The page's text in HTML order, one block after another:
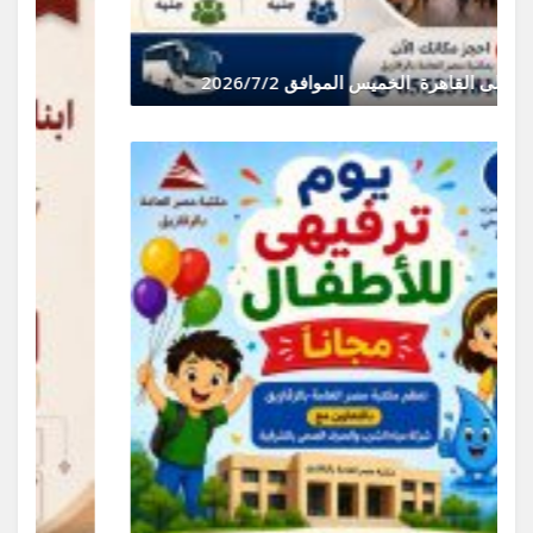
رحلة الى القاهرة الخميس الموافق 2026/7/2